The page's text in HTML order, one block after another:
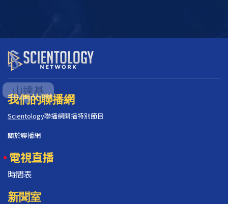
我們的聯播網
Scientology聯播網開播特別節目
關於聯播網
電視直播
時間表
新聞室